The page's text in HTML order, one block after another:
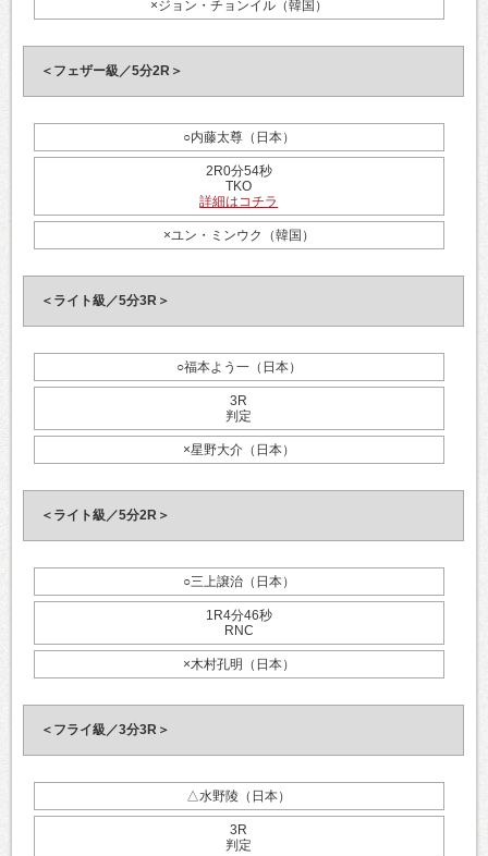
×ジョン・チョンイル（韓国）
＜フェザー級／5分2R＞
○内藤太尊（日本）
2R0分54秒
TKO
詳細はコチラ
×ユン・ミンウク（韓国）
＜ライト級／5分3R＞
○福本よう一（日本）
3R
判定
×星野大介（日本）
＜ライト級／5分2R＞
○三上譲治（日本）
1R4分46秒
RNC
×木村孔明（日本）
＜フライ級／3分3R＞
△水野陵（日本）
3R
判定